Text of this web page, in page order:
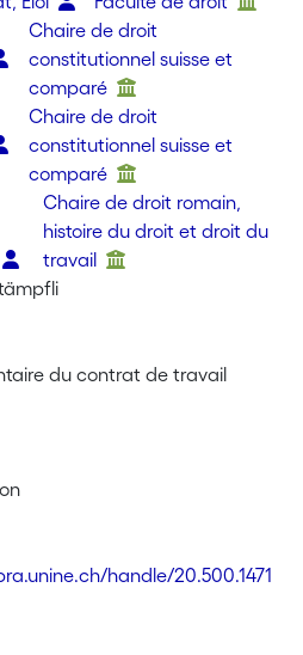
Chaire de droit
constitutionnel suisse et
comparé
Chaire de droit
constitutionnel suisse et
comparé
Chaire de droit romain,
histoire du droit et droit du
travail
du contrat de travail
handle/20.500.1471